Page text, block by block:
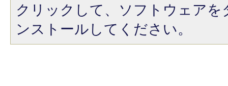
クリックして、ソフトウェア
ンストールしてください。